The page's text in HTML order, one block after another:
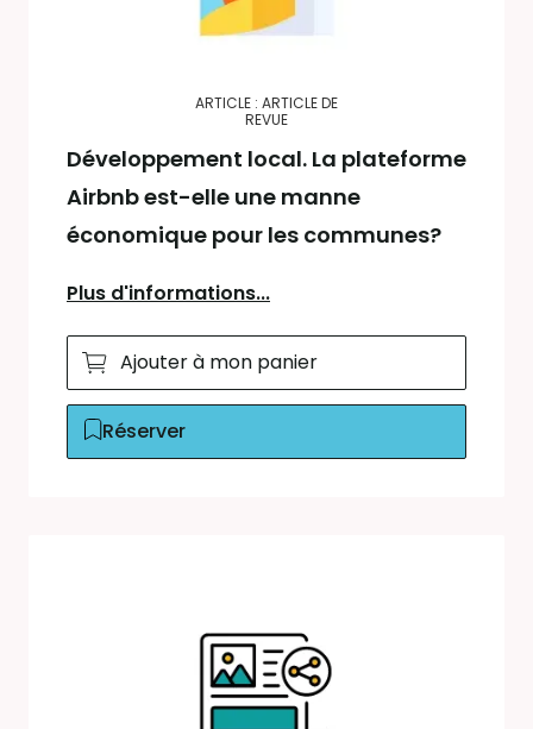
ARTICLE : ARTICLE DE
REVUE
Développement local. La plateforme
Airbnb est-elle une manne
économique pour les communes?
Plus d'informations...
Ajouter à mon panier
Réserver